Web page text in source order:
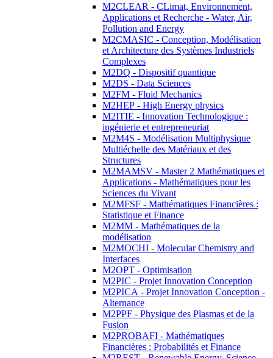
M2CLEAR - CLimat, Environnement,
Applications et Recherche - Water, Air,
Pollution and Energy
M2CMASIC - Conception, Modélisation
et Architecture des Systèmes Industriels
Complexes
M2DQ - Dispositif quantique
M2DS - Data Sciences
M2FM - Fluid Mechanics
M2HEP - High Energy physics
M2ITIE - Innovation Technologique :
ingénierie et entrepreneuriat
M2M4S - Modélisation Multiphysique
Multiéchelle des Matériaux et des
Structures
M2MAMSV - Master 2 Mathématiques et
Applications - Mathématiques pour les
Sciences du Vivant
M2MFSF - Mathématiques Financières :
Statistique et Finance
M2MM - Mathématiques de la
modélisation
M2MOCHI - Molecular Chemistry and
Interfaces
M2OPT - Optimisation
M2PIC - Projet Innovation Conception
M2PICA - Projet Innovation Conception -
Alternance
M2PPF - Physique des Plasmas et de la
Fusion
M2PROBAFI - Mathématiques
Financières : Probabilités et Finance